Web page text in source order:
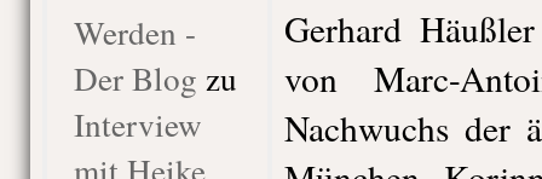
Werden -
Der Blog zu
Interview
mit Heike
Gerhard
von Marc-
Nachwuchs der